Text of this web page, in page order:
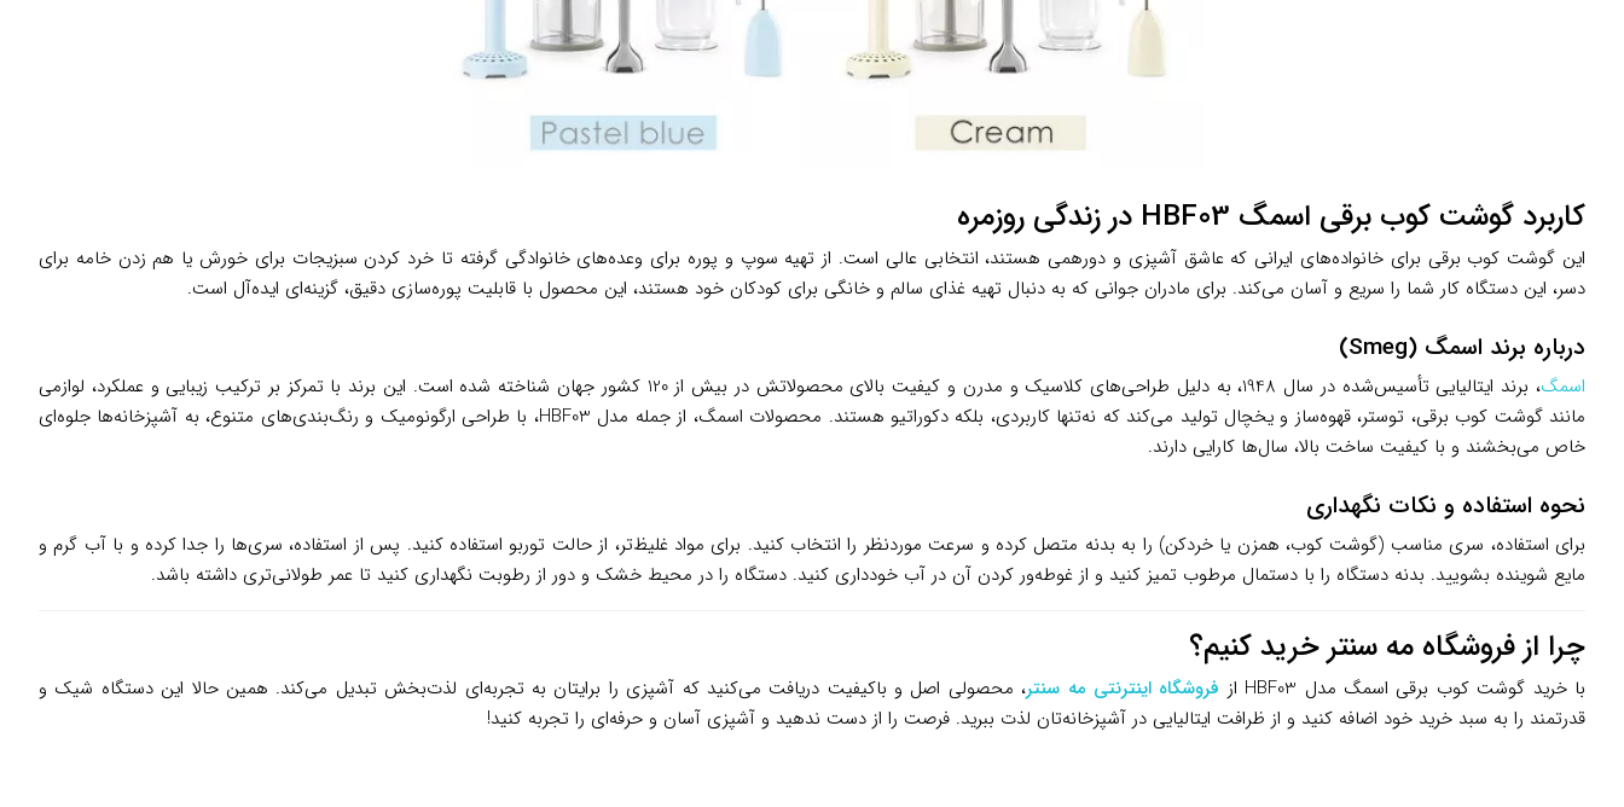
کاربرد گوشت کوب برقی اسمگ HBF03 در زندگی روزمره
این گوشت کوب برقی برای خانواده‌های ایرانی که عاشق آشپزی و دورهمی هستند، انتخابی عالی است. از تهیه سوپ و پوره برای وعده‌های خانوادگی گرفته تا خرد کردن سبزیجات برای خورش یا هم زدن خامه برای
دسر، این دستگاه کار شما را سریع و آسان می‌کند. برای مادران جوانی که به دنبال تهیه غذای سالم و خانگی برای کودکان خود هستند، این محصول با قابلیت پوره‌سازی دقیق، گزینه‌ای ایده‌آل است.
درباره برند اسمگ (Smeg)
اسمگ
، برند ایتالیایی تأسیس‌شده در سال 1948، به دلیل طراحی‌های کلاسیک و مدرن و کیفیت بالای محصولاتش در بیش از 120 کشور جهان شناخته شده است. این برند با تمرکز بر ترکیب زیبایی و عملکرد، لوازمی
مانند گوشت کوب برقی، توستر، قهوه‌ساز و یخچال تولید می‌کند که نه‌تنها کاربردی، بلکه دکوراتیو هستند. محصولات اسمگ، از جمله مدل HBF03، با طراحی ارگونومیک و رنگ‌بندی‌های متنوع، به آشپزخانه‌ها جلوه‌ای
خاص می‌بخشند و با کیفیت ساخت بالا، سال‌ها کارایی دارند.
نحوه استفاده و نکات نگهداری
برای استفاده، سری مناسب (گوشت کوب، همزن یا خردکن) را به بدنه متصل کرده و سرعت موردنظر را انتخاب کنید. برای مواد غلیظ‌تر، از حالت توربو استفاده کنید. پس از استفاده، سری‌ها را جدا کرده و با آب گرم و
مایع شوینده بشویید. بدنه دستگاه را با دستمال مرطوب تمیز کنید و از غوطه‌ور کردن آن در آب خودداری کنید. دستگاه را در محیط خشک و دور از رطوبت نگهداری کنید تا عمر طولانی‌تری داشته باشد.
چرا از فروشگاه مه سنتر خرید کنیم؟
با خرید گوشت کوب برقی اسمگ مدل HBF03 از فروشگاه اینترنتی مه سنتر، محصولی اصل و باکیفیت دریافت می‌کنید که آشپزی را برایتان به تجربه‌ای لذت‌بخش تبدیل می‌کند. همین حالا این دستگاه شیک و
قدرتمند را به سبد خرید خود اضافه کنید و از ظرافت ایتالیایی در آشپزخانه‌تان لذت ببرید. فرصت را از دست ندهید و آشپزی آسان و حرفه‌ای را تجربه کنید!